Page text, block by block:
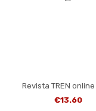
Revista TREN online
€13.60